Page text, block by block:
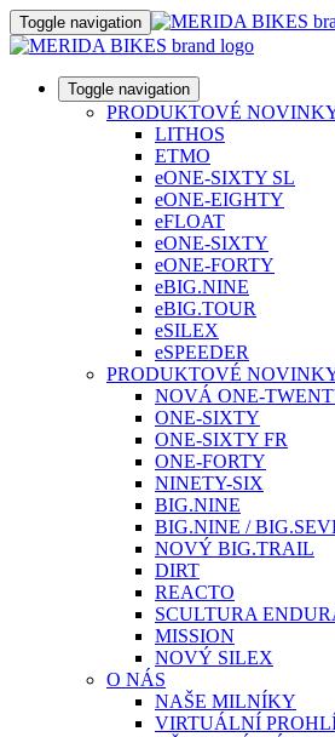
Toggle navigation
Toggle navigation
PRODUKTOVÉ
LITHOS
ETMO
eONE-SIXTY SL
eONE-EIGHTY
eFLOAT
eONE-SIXTY
eONE-FORTY
eBIG.NINE
eBIG.TOUR
eSILEX
eSPEEDER
PRODUKTOVÉ
NOVÁ ONE-
ONE-SIXTY
ONE-SIXTY FR
ONE-FORTY
NINETY-SIX
BIG.NINE
BIG.NINE /
NOVÝ BIG.TRAIL
DIRT
REACTO
SCULTURA
MISSION
NOVÝ SILEX
O NÁS
NAŠE MILNÍKY
VIRTUÁLNÍ